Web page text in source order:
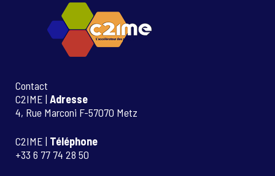
Contact
C2IME | Adresse
4, Rue Marconi F-57070 Metz
C2IME | Téléphone
+33 6 77 74 28 50